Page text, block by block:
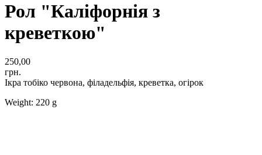
Рол "Каліфорнія з
креветкою"
250,00
грн.
Ікра тобіко червона, філадельфія, креветка, огірок
Weight: 220 g